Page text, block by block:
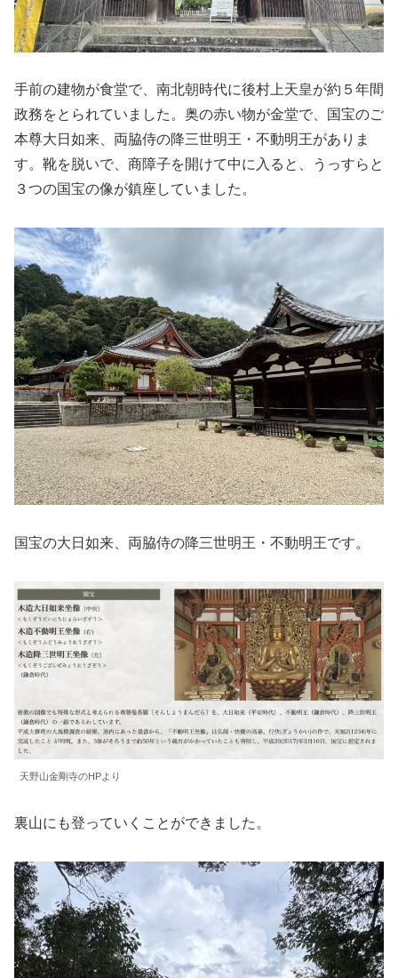
手前の建物が食堂で、南北朝時代に後村上天皇が約５年間
政務をとられていました。奥の赤い物が金堂で、国宝のご
本尊大日如来、両脇侍の降三世明王・不動明王がありま
す。靴を脱いで、商障子を開けて中に入ると、うっすらと
３つの国宝の像が鎮座していました。
国宝の大日如来、両脇侍の降三世明王・不動明王です。
天野山金剛寺のHPより
裏山にも登っていくことができました。